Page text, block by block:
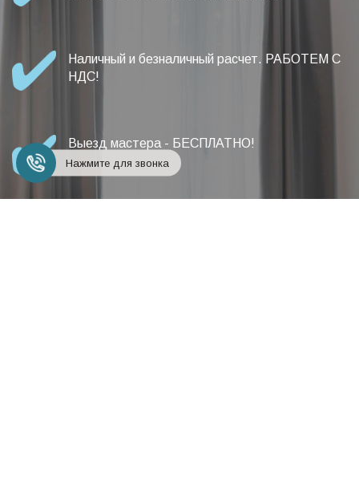
Наличный и безналичный расчет. РАБОТЕМ С
НДС!
Выезд мастера - БЕСПЛАТНО!
Нажмите для звонка